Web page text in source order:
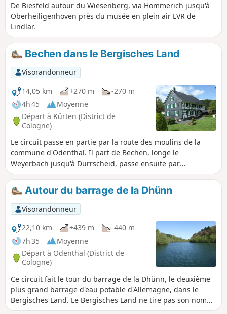
De Biesfeld autour du Wiesenberg, via Hommerich jusqu'à
Oberheiligenhoven près du musée en plein air LVR de
Lindlar.
Bechen dans le Bergisches Land
Visorandonneur
14,05 km
+270 m
-270 m
4h 45
Moyenne
Départ à Kürten (District de
Cologne)
Le circuit passe en partie par la route des moulins de la
commune d'Odenthal. Il part de Bechen, longe le
Weyerbach jusqu'à Dürrscheid, passe ensuite par
Trienenhaus et le moulin de Liesenberger, puis revient à
Bechen via Kochsfeld.
Autour du barrage de la Dhünn
Visorandonneur
22,10 km
+439 m
-440 m
7h 35
Moyenne
Départ à Odenthal (District de
Cologne)
Ce circuit fait le tour du barrage de la Dhünn, le deuxième
plus grand barrage d'eau potable d'Allemagne, dans le
Bergisches Land. Le Bergisches Land ne tire pas son nom
de la forme de son paysage, comme on pourrait le penser,